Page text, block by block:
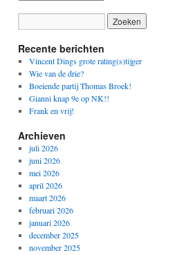
Recente berichten
Vincent Dings grote rating(s)tijger
Wie van de drie?
Boeiende partij Thomas Broek!
Gianni knap 9e op NK!!
Frank en vrij!
Archieven
juli 2026
juni 2026
mei 2026
april 2026
maart 2026
februari 2026
januari 2026
december 2025
november 2025